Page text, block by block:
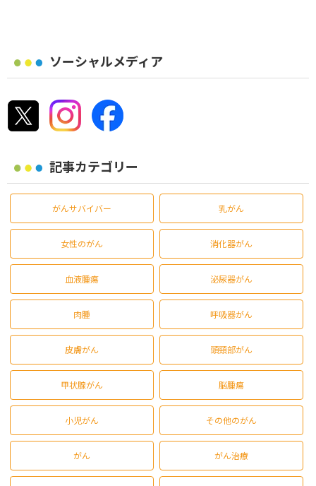
ソーシャルメディア
記事カテゴリー
がんサバイバー 乳がん
女性のがん 消化器がん
血液腫瘍 泌尿器がん
肉腫 呼吸器がん
皮膚がん 頭頸部がん
甲状腺がん 脳腫瘍
小児がん その他のがん
がん がん治療